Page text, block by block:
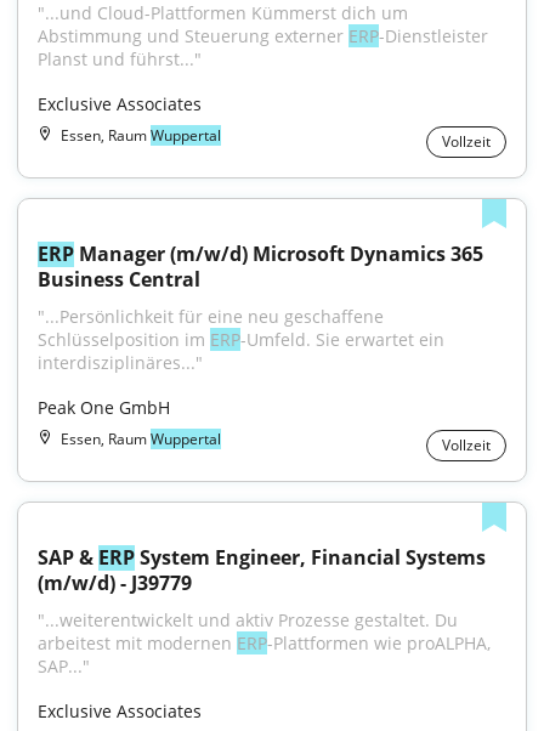
"...und Cloud-Plattformen Kümmerst dich um
Abstimmung und Steuerung externer ERP-Dienstleister
Planst und führst..."
Exclusive Associates
Essen, RaumWuppertal Vollzeit
ERP Manager (m/w/d) Microsoft Dynamics 365
Business Central
"...Persönlichkeit für eine neu geschaffene
Schlüsselposition im ERP-Umfeld. Sie erwartet ein
interdisziplinäres..."
Peak One GmbH
Essen, RaumWuppertal Vollzeit
SAP & ERP System Engineer, Financial Systems
(m/w/d) - J39779
"...weiterentwickelt und aktiv Prozesse gestaltet. Du
arbeitest mit modernen ERP-Plattformen wie proALPHA,
SAP..."
Exclusive Associates